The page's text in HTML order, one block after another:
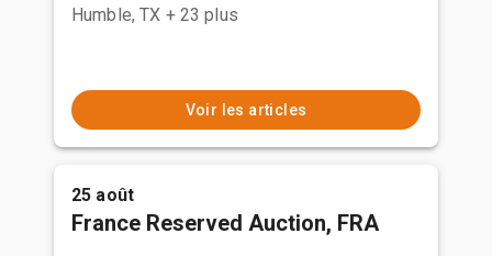
Humble, TX + 23 plus
Voir les articles
25 août
France Reserved Auction, FRA